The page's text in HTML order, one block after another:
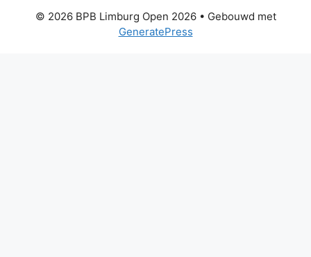
© 2026 BPB Limburg Open 2026• Gebouwd met
GeneratePress